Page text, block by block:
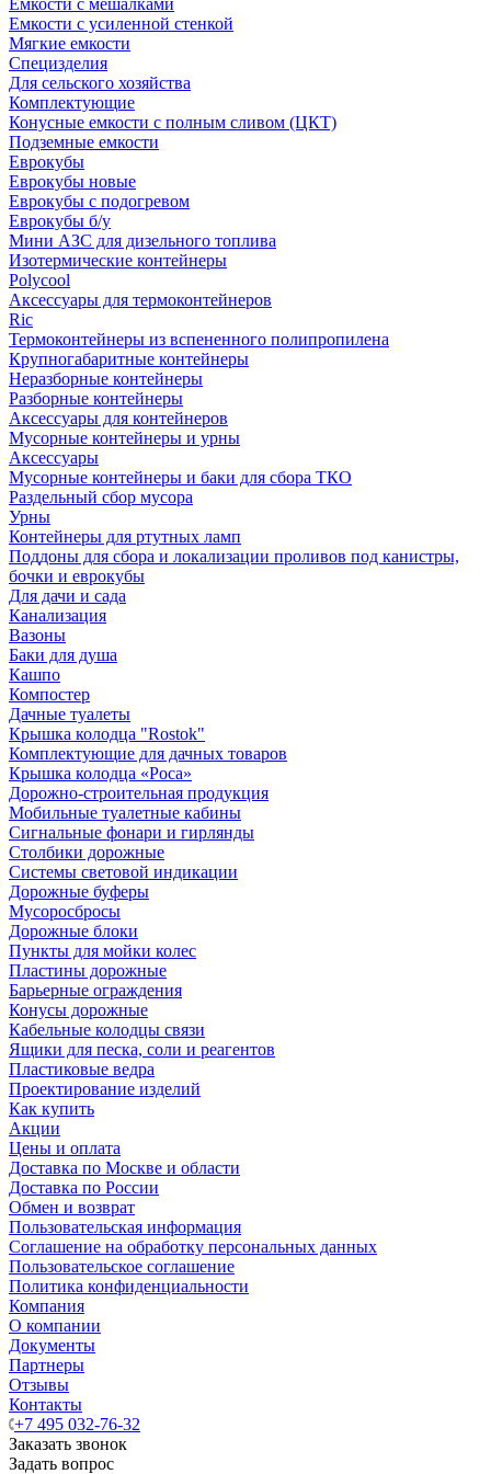
Емкости с мешалками
Емкости с усиленной стенкой
Мягкие емкости
Специзделия
Для сельского хозяйства
Комплектующие
Конусные емкости с полным сливом (ЦКТ)
Подземные емкости
Еврокубы
Еврокубы новые
Еврокубы с подогревом
Еврокубы б/у
Мини АЗС для дизельного топлива
Изотермические контейнеры
Polycool
Аксессуары для термоконтейнеров
Ric
Термоконтейнеры из вспененного полипропилена
Крупногабаритные контейнеры
Неразборные контейнеры
Разборные контейнеры
Аксессуары для контейнеров
Мусорные контейнеры и урны
Аксессуары
Мусорные контейнеры и баки для сбора ТКО
Раздельный сбор мусора
Урны
Контейнеры для ртутных ламп
Поддоны для сбора и локализации проливов под канистры,
бочки и еврокубы
Для дачи и сада
Канализация
Вазоны
Баки для душа
Кашпо
Компостер
Дачные туалеты
Крышка колодца "Rostok"
Комплектующие для дачных товаров
Крышка колодца «Роса»
Дорожно-строительная продукция
Мобильные туалетные кабины
Сигнальные фонари и гирлянды
Столбики дорожные
Системы световой индикации
Дорожные буферы
Мусоросбросы
Дорожные блоки
Пункты для мойки колес
Пластины дорожные
Барьерные ограждения
Конусы дорожные
Кабельные колодцы связи
Ящики для песка, соли и реагентов
Пластиковые ведра
Проектирование изделий
Как купить
Акции
Цены и оплата
Доставка по Москве и области
Доставка по России
Обмен и возврат
Пользовательская информация
Соглашение на обработку персональных данных
Пользовательское соглашение
Политика конфиденциальности
Компания
О компании
Документы
Партнеры
Отзывы
Контакты
+7 495 032-76-32
Заказать звонок
Задать вопрос